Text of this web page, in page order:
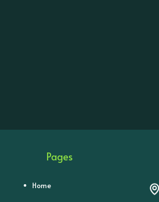
Pages
Home